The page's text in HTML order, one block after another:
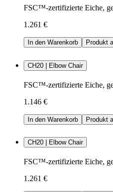
FSC™-zertifizierte Eiche,
1.261 €
In den Warenkorb Produkt
CH20 | Elbow Chair
FSC™-zertifizierte Eiche,
1.146 €
In den Warenkorb Produkt
CH20 | Elbow Chair
FSC™-zertifizierte Eiche,
1.261 €